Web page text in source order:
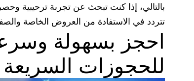
بالتالي، إذا كنت تبحث عن تجربة ترحيبية
تتردد في الاستفادة من العروض الخاصة
احجز بسهولة
للحجوزات السريعة